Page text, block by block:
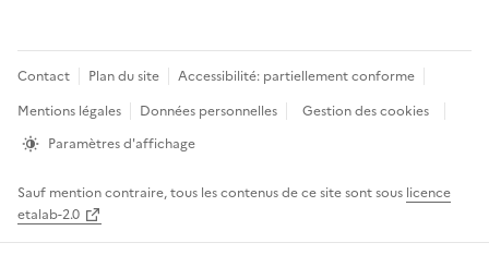
Pied
de
page
Contact Plan du site
Accessibilité: partiellement conforme
Mentions légales
Données personnelles
Gestion des cookies
Paramètres d'affichage
Sauf mention contraire, tous les contenus de ce site sont sous licence
etalab-2.0